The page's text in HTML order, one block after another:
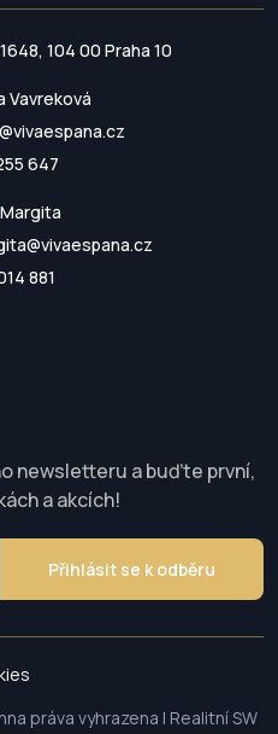
104 00 Praha 10
Vavreková
647
881
newsletteru a buďte první,
a akcích!
Přihlásit se k odběru
práva vyhrazena | Realitní SW